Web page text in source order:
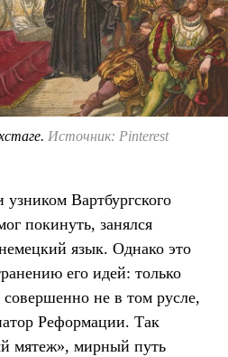
Источник: Pinterest
Вартбургского
покинуть, занялся
язык. Однако это
его идей: только
совершенно не в том русле,
Реформации. Так
мятеж», мирный путь